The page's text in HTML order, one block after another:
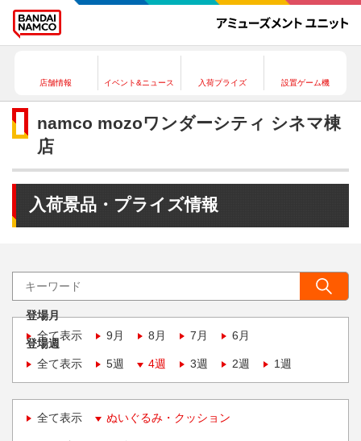
店舗情報 イベント&ニュース 入荷プライズ 設置ゲーム機
namco mozoワンダーシティ シネマ棟
店
入荷景品・プライズ情報
登場月
全て表示
9月 8月 7月 6月
登場週
全て表示
5週 4週 3週 2週 1週
全て表示 ぬいぐるみ・クッション